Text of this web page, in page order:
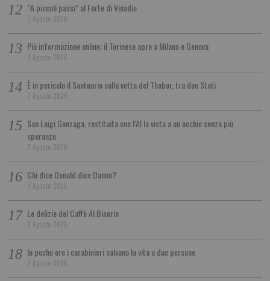
“A piccoli passi” al Forte di Vinadio
7 Agosto 2026
Più informazione online: il Torinese apre a Milano e Genova
7 Agosto 2026
È in pericolo il Santuario sulla vetta del Thabor, tra due Stati
7 Agosto 2026
San Luigi Gonzaga, restituita con l’AI la vista a un occhio senza più
speranze
7 Agosto 2026
Chi dice Donald dice Danno?
7 Agosto 2026
Le delizie del Caffè Al Bicerin
7 Agosto 2026
In poche ore i carabinieri salvano la vita a due persone
7 Agosto 2026